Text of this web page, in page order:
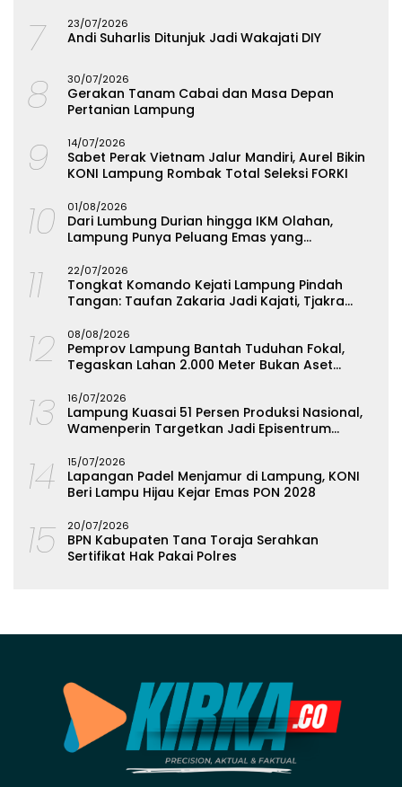
7 23/07/2026
Andi Suharlis Ditunjuk Jadi Wakajati DIY
8 30/07/2026
Gerakan Tanam Cabai dan Masa Depan
Pertanian Lampung
9 14/07/2026
Sabet Perak Vietnam Jalur Mandiri, Aurel Bikin
KONI Lampung Rombak Total Seleksi FORKI
10 01/08/2026
Dari Lumbung Durian hingga IKM Olahan,
Lampung Punya Peluang Emas yang
11 22/07/2026
Tongkat Komando Kejati Lampung Pindah
Tangan: Taufan Zakaria Jadi Kajati, Tjakra
12 08/08/2026
Pemprov Lampung Bantah Tuduhan Fokal,
Tegaskan Lahan 2.000 Meter Bukan Aset
13 16/07/2026
Lampung Kuasai 51 Persen Produksi Nasional,
Wamenperin Targetkan Jadi Episentrum
14 15/07/2026
Lapangan Padel Menjamur di Lampung, KONI
Beri Lampu Hijau Kejar Emas PON 2028
15 20/07/2026
BPN Kabupaten Tana Toraja Serahkan
Sertifikat Hak Pakai Polres